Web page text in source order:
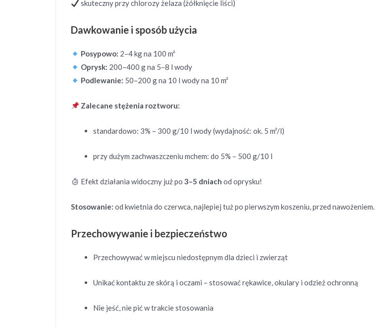
skuteczny przy chlorozy żelaza (żółknięcie liści)
Dawkowanie i sposób użycia
Posypowo: 2–4 kg na 100 m²
Oprysk: 200–400 g na 5–8 l wody
Podlewanie: 50–200 g na 10 l wody na 10 m²
Zalecane stężenia roztworu:
standardowo: 3% – 300 g/10 l wody (wydajność: ok. 5 m²/l)
przy dużym zachwaszczeniu mchem: do 5% – 500 g/10 l
Efekt działania widoczny już po3–5 dniach od oprysku!
Stosowanie: od kwietnia do czerwca, najlepiej tuż po pierwszym koszeniu, przed nawożeniem.
Przechowywanie i bezpieczeństwo
Przechowywać w miejscu niedostępnym dla dzieci i zwierząt
Unikać kontaktu ze skórą i oczami – stosować rękawice, okulary i odzież ochronną
Nie jeść, nie pić w trakcie stosowania